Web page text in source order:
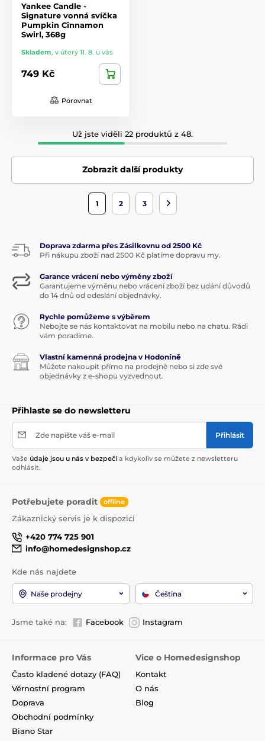
Yankee Candle -
Signature vonná svíčka
Pumpkin Cinnamon
Swirl, 368g
Skladem, v úterý 11. 8. u vás
749 Kč
Porovnat
Už jste viděli 22 produktů z 48.
Zobrazit další produkty
1 2 3
Doprava zdarma přes Zásilkovnu od 2500 Kč
Při nákupu zboží nad 2500 Kč platíme dopravu my.
Garance vrácení nebo výměny zboží
Garantujeme výměnu nebo vrácení zboží bez udání důvodů
do 14 dnů od odeslání objednávky.
Rychle pomůžeme s výběrem
Nebojte se nás kontaktovat na mobilu nebo na chatu. Rádi
vám poradíme.
Vlastní kamenná prodejna v Hodoníně
Můžete nakoupit přímo na prodejně nebo si zde své
objednávky z e-shopu vyzvednout.
Přihlaste se do newsletteru
Zde napište váš e-mail Přihlásit
Vaše údaje jsou u nás v bezpečí a kdykoliv se můžete z newsletteru
odhlásit.
Potřebujete poradit offline
Zákaznický servis je k dispozici
+420 774 725 901
info@homedesignshop.cz
Kde nás najdete
Naše prodejny Čeština
Jsme také na: Facebook Instagram
Informace pro Vás
Často kladené dotazy (FAQ)
Věrnostní program
Doprava
Obchodní podmínky
Biano Star
Vice o Homedesignshop
Kontakt
O nás
Blog